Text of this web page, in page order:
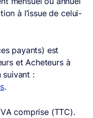
à l’issue de celui-
payants) est
et Acheteurs à
suivant :
.
comprise (TTC).